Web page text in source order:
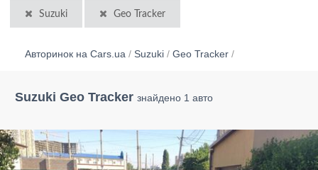
Suzuki Geo Tracker
Авторинок на Cars.ua / Suzuki / Geo Tracker /
Suzuki Geo Tracker знайдено 1 авто